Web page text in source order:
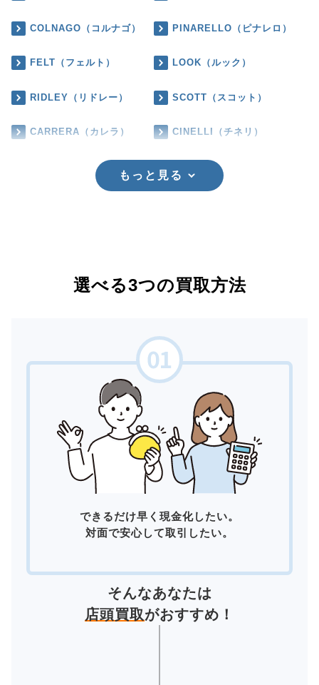
COLNAGO（コルナゴ） PINARELLO（ピナレロ）
FELT（フェルト） LOOK（ルック）
RIDLEY（リドレー） SCOTT（スコット）
CARRERA（カレラ） CINELLI（チネリ）
もっと見る
選べる3つの買取方法
できるだけ早く現金化したい。
対面で安心して取引したい。
そんなあなたは
店頭買取がおすすめ！